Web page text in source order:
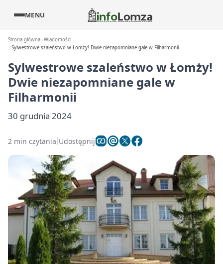
MENU
Strona główna Wiadomości
Sylwestrowe szaleństwo w Łomży! Dwie niezapomniane gale w Filharmonii
Sylwestrowe szaleństwo w Łomży!
Dwie niezapomniane gale w
Filharmonii
30 grudnia 2024
2 min czytania Udostępnij